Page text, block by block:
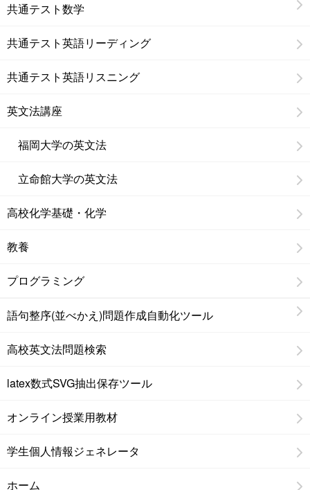
共通テスト数学
共通テスト英語リーディング
共通テスト英語リスニング
英文法講座
福岡大学の英文法
立命館大学の英文法
高校化学基礎・化学
教養
プログラミング
語句整序(並べかえ)問題作成自動化ツール
高校英文法問題検索
latex数式SVG抽出保存ツール
オンライン授業用教材
学生個人情報ジェネレータ
ホーム